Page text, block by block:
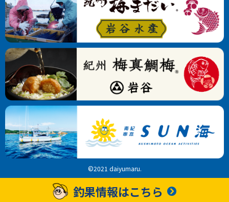
©2021 daiyumaru.
釣果情報はこちら